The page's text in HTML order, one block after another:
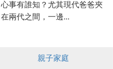
心事有誰知？尤其現代爸爸夾
在兩代之間，一邊...
親子家庭